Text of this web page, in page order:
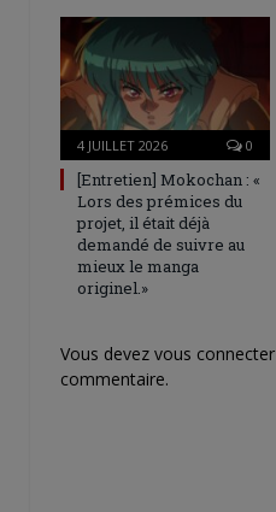
4 JUILLET 2026 0
[Entretien] Mokochan : «
Lors des prémices du
projet, il était déjà
demandé de suivre au
mieux le manga
originel.»
Vous devez vous connecter
commentaire.